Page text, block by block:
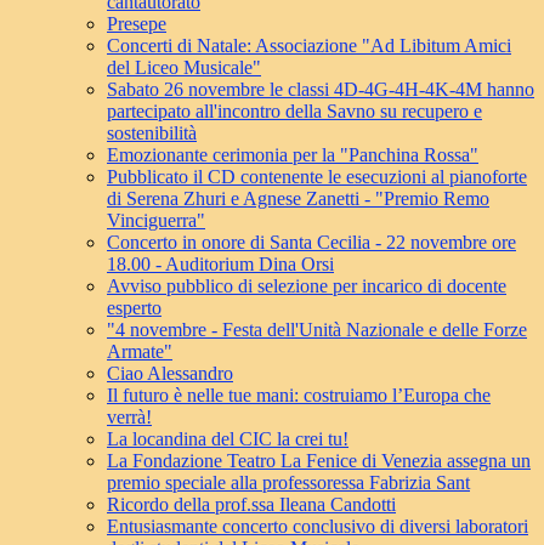
Presepe
Concerti di Natale: Associazione "Ad Libitum Amici
del Liceo Musicale"
Sabato 26 novembre le classi 4D-4G-4H-4K-4M hanno
partecipato all'incontro della Savno su recupero e
sostenibilità
Emozionante cerimonia per la "Panchina Rossa"
Pubblicato il CD contenente le esecuzioni al pianoforte
di Serena Zhuri e Agnese Zanetti - "Premio Remo
Vinciguerra"
Concerto in onore di Santa Cecilia - 22 novembre ore
18.00 - Auditorium Dina Orsi
Avviso pubblico di selezione per incarico di docente
esperto
"4 novembre - Festa dell'Unità Nazionale e delle Forze
Armate"
Ciao Alessandro
Il futuro è nelle tue mani: costruiamo l’Europa che
verrà!
La locandina del CIC la crei tu!
La Fondazione Teatro La Fenice di Venezia assegna un
premio speciale alla professoressa Fabrizia Sant
Ricordo della prof.ssa Ileana Candotti
Entusiasmante concerto conclusivo di diversi laboratori